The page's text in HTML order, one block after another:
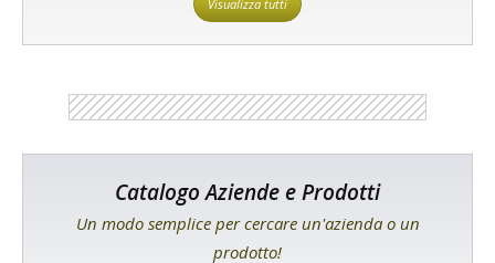
Visualizza tutti
Catalogo Aziende e Prodotti
Un modo semplice per cercare un'azienda o un
prodotto!